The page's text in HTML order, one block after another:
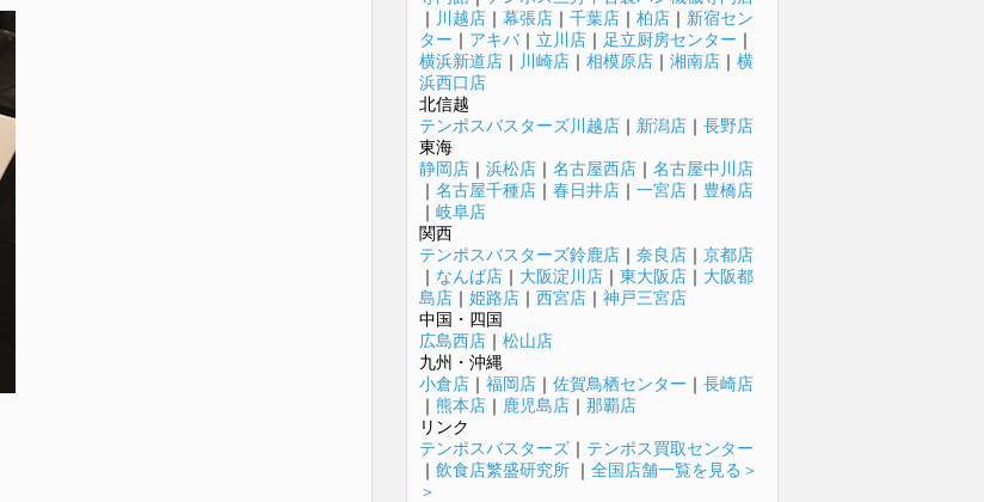
｜ 川越店 ｜ 幕張店 ｜ 千葉店 ｜ 柏店 ｜ 新宿セン
ター ｜ アキバ｜ 立川店 ｜ 足立厨房センター ｜
横浜新道店 ｜ 川崎店 ｜ 相模原店 ｜ 湘南店 ｜ 横
浜西口店
北信越
テンポスバスターズ川越店 ｜ 新潟店 ｜ 長野店
東海
静岡店 ｜ 浜松店 ｜ 名古屋西店 ｜ 名古屋中川店
｜ 名古屋千種店 ｜ 春日井店 ｜ 一宮店 ｜ 豊橋店
｜ 岐阜店
関西
テンポスバスターズ鈴鹿店 ｜ 奈良店 ｜ 京都店
｜ なんば店 ｜ 大阪淀川店 ｜ 東大阪店 ｜ 大阪都
島店 ｜ 姫路店 ｜ 西宮店 ｜ 神戸三宮店
中国・四国
広島西店 ｜ 松山店
九州・沖縄
小倉店 ｜ 福岡店 ｜ 佐賀鳥栖センター ｜ 長崎店
｜ 熊本店 ｜ 鹿児島店 ｜ 那覇店
リンク
テンポスバスターズ ｜ テンポス買取センター
｜ 飲食店繁盛研究所 ｜ 全国店舗一覧を見る＞
＞